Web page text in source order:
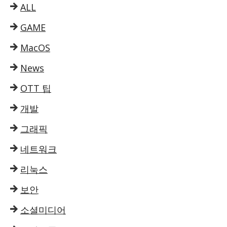
ALL
GAME
MacOS
News
OTT 팁
개발
그래픽
네트워크
리눅스
보안
소셜미디어